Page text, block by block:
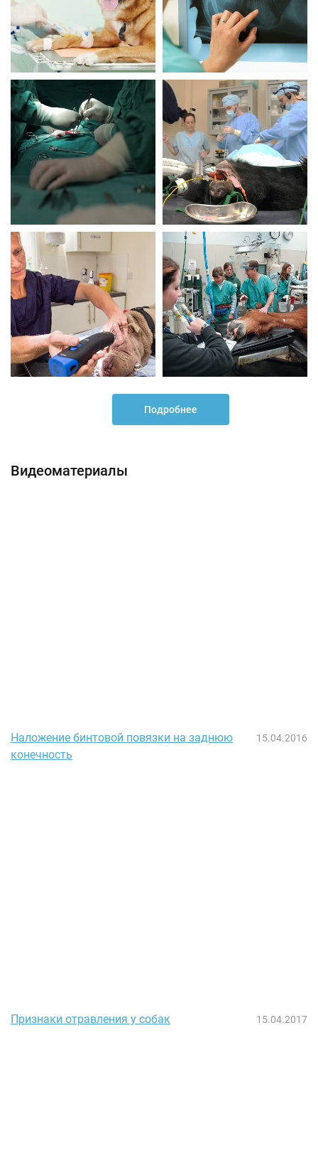
Подробнее
Видеоматериалы
Наложение бинтовой повязки на заднюю
конечность
15.04.2016
Признаки отравления у собак 15.04.2017